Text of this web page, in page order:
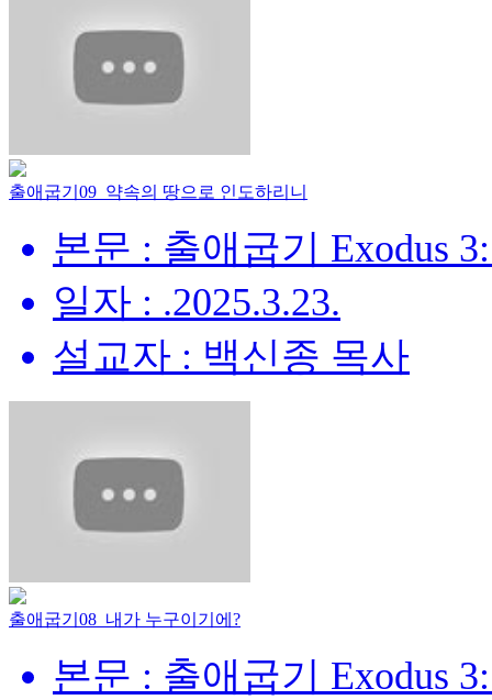
출애굽기09_약속의 땅으로 인도하리니
본문 : 출애굽기 Exodus
일자 : .2025.3.23.
설교자 : 백신종 목사
출애굽기08_내가 누구이기에?
본문 : 출애굽기 Exodus